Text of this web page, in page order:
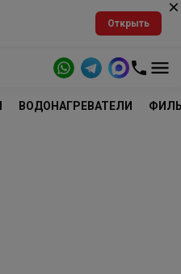
Открыть
ВОДОНАГРЕВАТЕЛИ